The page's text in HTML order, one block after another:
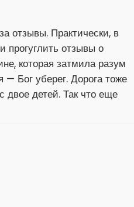
отзывы. Практически, в
отзывы о
которая затмила разум
— Бог уберег. Дорога тоже
детей. Так что еще